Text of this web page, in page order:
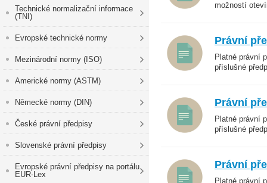
Technické normalizační informace
(TNI)
Evropské technické normy
Mezinárodní normy (ISO)
Americké normy (ASTM)
Německé normy (DIN)
České právní předpisy
Slovenské právní předpisy
Evropské právní předpisy na portálu
EUR-Lex
možností
Právní
Platné právní
příslušné
Právní
Platné právní
příslušné
Právní
Platné právní